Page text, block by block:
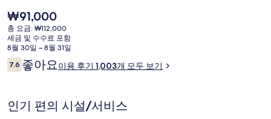
러
리
현
재
가
격
은
₩91,000
₩91,000
총 요금: ₩112,000
세금 및 수수료 포함
8월 30일 ~ 8월 31일
이
용
기
7.610점 만점 중 7.6점.
좋아요이용 후기 1,003개 모두 보기
인기 편의 시설/서비스